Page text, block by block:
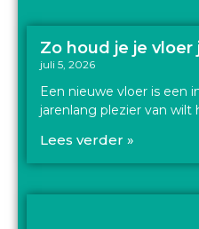
Zo houd je je
juli 5, 2026
Een nieuwe vloer is een
jarenlang plezier van wilt
Lees verder »